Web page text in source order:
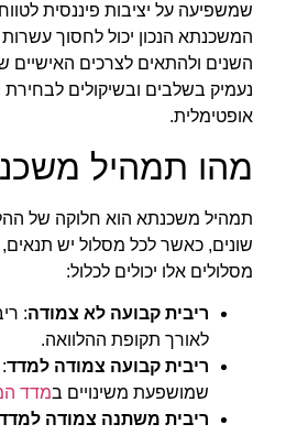
שמשפיעה על יציבות פיננסית
המשכנתא הנכון יכול לחסוך
השנים ולהתאים לצרכים האישיים
נעמיק בשלבים ובשיקולים
אופטימלית.
מהו תמהיל
תמהיל משכנתא הוא חלוקה של
שונים, כאשר לכל מסלול יש תנאים,
מסלולים אלו יכולים לכלול:
ריבית קבועה לא צמודה:
לאורך תקופת ההלוואה.
ריבית קבועה צמודה למדד
שמושפעת משינויים במדד
ריבית משתנה צמודה